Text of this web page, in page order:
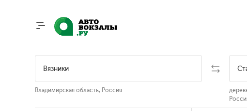
Владимирская область, Россия